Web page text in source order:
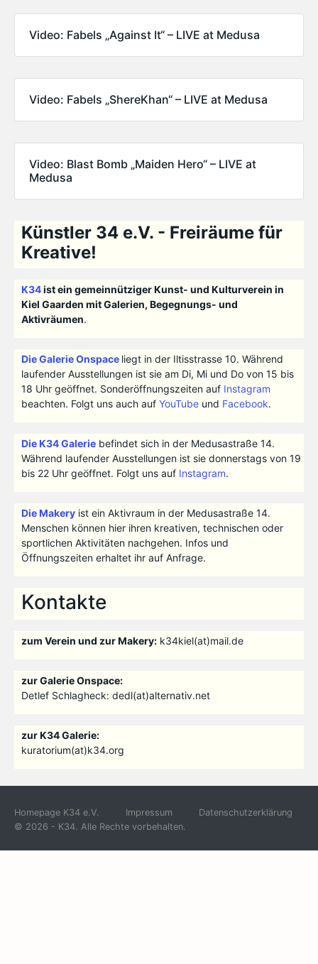
Video: Fabels „Against It“ – LIVE at Medusa
Video: Fabels „ShereKhan“ – LIVE at Medusa
Video: Blast Bomb „Maiden Hero“ – LIVE at
Medusa
Künstler 34 e.V. - Freiräume für
Kreative!
K34ist ein gemeinnütziger Kunst- und Kulturverein in
Kiel Gaarden mit Galerien, Begegnungs- und
Aktivräumen.
Die Galerie Onspace liegt in der Iltisstrasse 10. Während
laufender Ausstellungen ist sie am Di, Mi und Do von 15 bis
18 Uhr geöffnet. Sonderöffnungszeiten auf Instagram
beachten. Folgt uns auch auf YouTubeund Facebook.
Die K34 Galeriebefindet sich in der Medusastraße 14.
Während laufender Ausstellungen ist sie donnerstags von 19
bis 22 Uhr geöffnet. Folgt uns auf Instagram.
Die Makeryist ein Aktivraum in der Medusastraße 14.
Menschen können hier ihren kreativen, technischen oder
sportlichen Aktivitäten nachgehen. Infos und
Öffnungszeiten erhaltet ihr auf Anfrage.
Kontakte
zum Verein und zur Makery:k34kiel(at)mail.de
zur Galerie Onspace:
Detlef Schlagheck: dedl(at)alternativ.net
zur K34 Galerie:
kuratorium(at)k34.org
Homepage K34 e.V. Impressum
Datenschutzerklärung
© 2026 - K34. Alle Rechte vorbehalten.